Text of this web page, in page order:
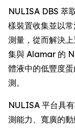
NULISA DBS 萃
樣裝置收集並以
測量，從而解決
集與 Alamar 的
體液中的低豐度
測。
NULISA 平台具
測能力、寬廣的